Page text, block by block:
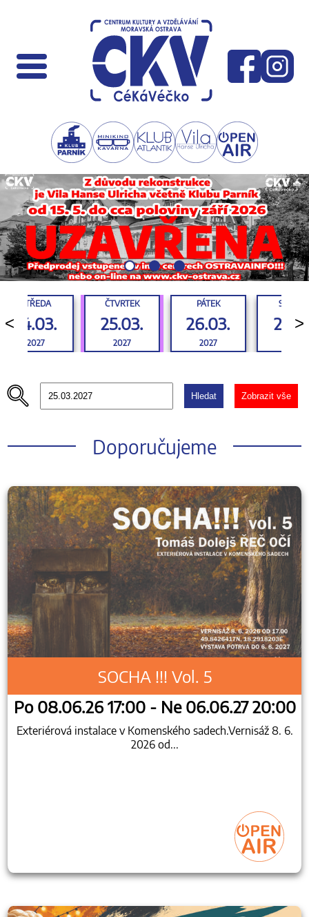
<
STŘEDA
24.03.
2027
ČTVRTEK
25.03.
2027
PÁTEK
26.03.
2027
>
Hledat Zobrazit vše
Doporučujeme
SOCHA !!! Vol. 5
Po 08.06.26 17:00 - Ne 06.06.27 20:00
Exteriérová instalace v Komenského sadech.Vernisáž 8. 6.
2026 od...